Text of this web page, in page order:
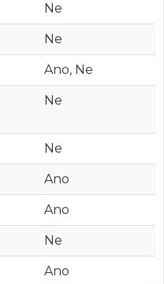
Ne
Ne
Ano, Ne
Ne
Ne
Ano
Ano
Ne
Ano